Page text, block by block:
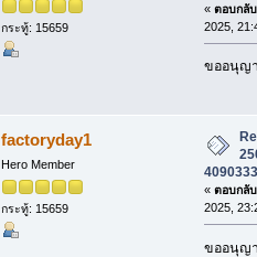
กระทู้: 15659
« ตอบกลั
2025,
ขออนุญ
factoryday1
Hero Member
กระทู้: 15659
« ตอบกลั
2025,
ขออนุญ